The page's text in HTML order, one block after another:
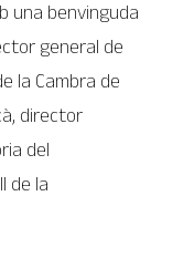
una benvinguda
general de
la Cambra de
director
del
de la